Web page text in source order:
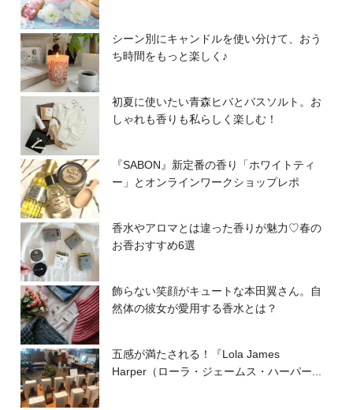
シーン別にキャンドルを使い分けて、おう
ち時間をもっと楽しく♪
初夏に使いたい青森ヒバとバスソルト。お
しゃれも香りも私らしく楽しむ！
『SABON』新定番の香り「ホワイトティ
ー」とオンラインワークショップレポ
香水やアロマとは違った香りが魅力♡春の
お香おすすめ6選
飾らない笑顔がキュートな本田翼さん。自
然体の彼女が愛用する香水とは？
五感が満たされる！『Lola James
Harper（ローラ・ジェームス・ハーパー...